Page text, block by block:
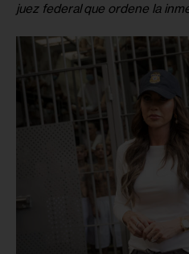
juez federal que ordene la